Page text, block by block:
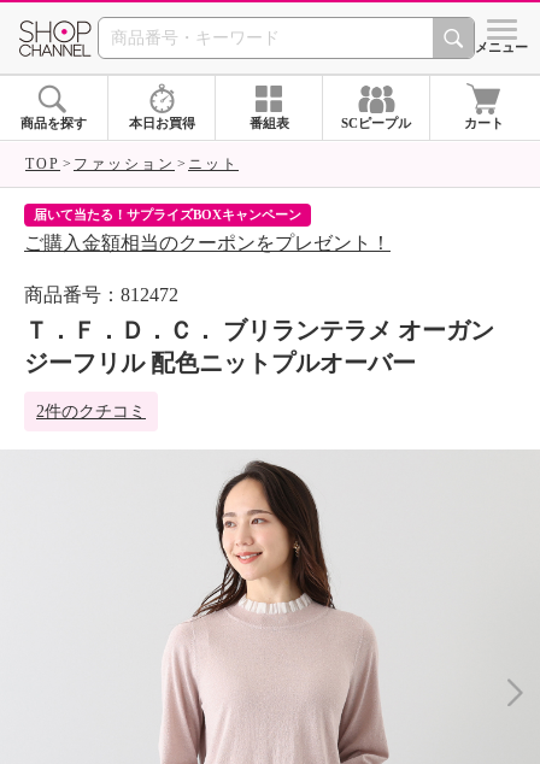
SHOP CHANNEL シメニュー
商品を探す 本日お買得 番組表 SCピープル カート
TOP ファッション ニット
届いて当たる！サプライズBOXキャンペーン
ご購入金額相当のクーポンをプレゼント！
商品番号：812472
Ｔ．Ｆ．Ｄ．Ｃ． ブリランテラメ オーガン
ジーフリル 配色ニットプルオーバー
2件のクチコミ